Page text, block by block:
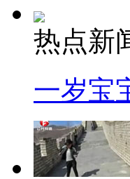
热点新
一岁宝